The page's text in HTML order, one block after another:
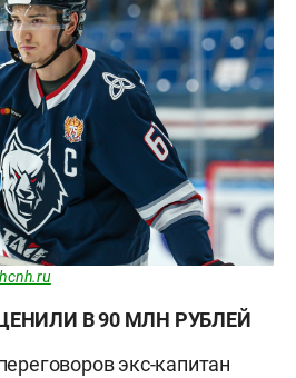
hcnh.ru
В 90 МЛН РУБЛЕЙ
экс-капитан